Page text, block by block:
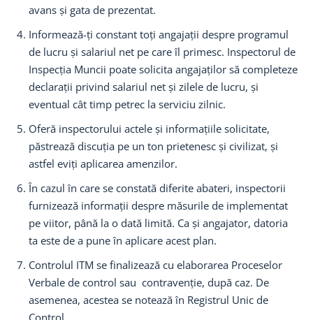
avans și gata de prezentat.
Informează-ți constant toți angajații despre programul
de lucru și salariul net pe care îl primesc. Inspectorul de
Inspecția Muncii poate solicita angajaților să completeze
declarații privind salariul net și zilele de lucru, și
eventual cât timp petrec la serviciu zilnic.
Oferă inspectorului actele și informațiile solicitate,
păstrează discuția pe un ton prietenesc și civilizat, și
astfel eviți aplicarea amenzilor.
În cazul în care se constată diferite abateri, inspectorii
furnizează informații despre măsurile de implementat
pe viitor, până la o dată limită. Ca și angajator, datoria
ta este de a pune în aplicare acest plan.
Controlul ITM se finalizează cu elaborarea Proceselor
Verbale de control sau contravenție, după caz. De
asemenea, acestea se notează în Registrul Unic de
Control.